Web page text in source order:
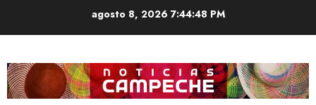
agosto 8, 2026 7:44:49 PM